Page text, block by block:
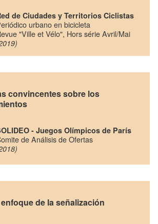
de Ciudades y Territorios Ciclistas
urbano en bicicleta
"Ville et Vélo", Hors série Avril/Mai
convincentes sobre los
- Juegos Olímpicos de París
de Análisis de Ofertas
de la señalización